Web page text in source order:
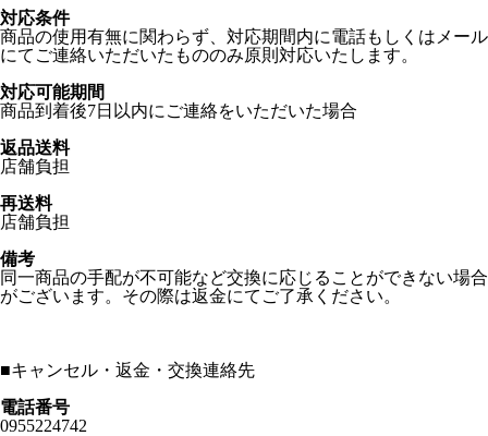
対応条件
商品の使用有無に関わらず、対応期間内に電話もしくはメール
にてご連絡いただいたもののみ原則対応いたします。
対応可能期間
商品到着後7日以内にご連絡をいただいた場合
返品送料
店舗負担
再送料
店舗負担
備考
同一商品の手配が不可能など交換に応じることができない場合
がございます。その際は返金にてご了承ください。
■キャンセル・返金・交換連絡先
電話番号
0955224742